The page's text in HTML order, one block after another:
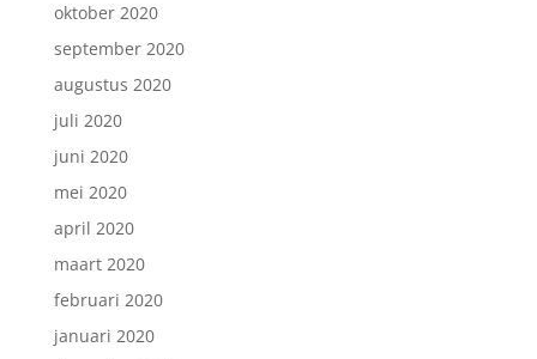
oktober 2020
september 2020
augustus 2020
juli 2020
juni 2020
mei 2020
april 2020
maart 2020
februari 2020
januari 2020